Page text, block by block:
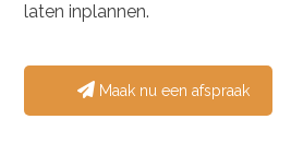
laten inplannen.
Maak nu een afspraak